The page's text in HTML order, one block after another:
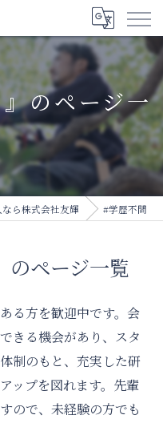
のページ一
ら株式会社友輝 #学歴不問
のページ一覧
る方を歓迎中です。会
きる機会があり、スタ
制のもと、充実した研
ップを図れます。先輩
ので、未経験の方でも